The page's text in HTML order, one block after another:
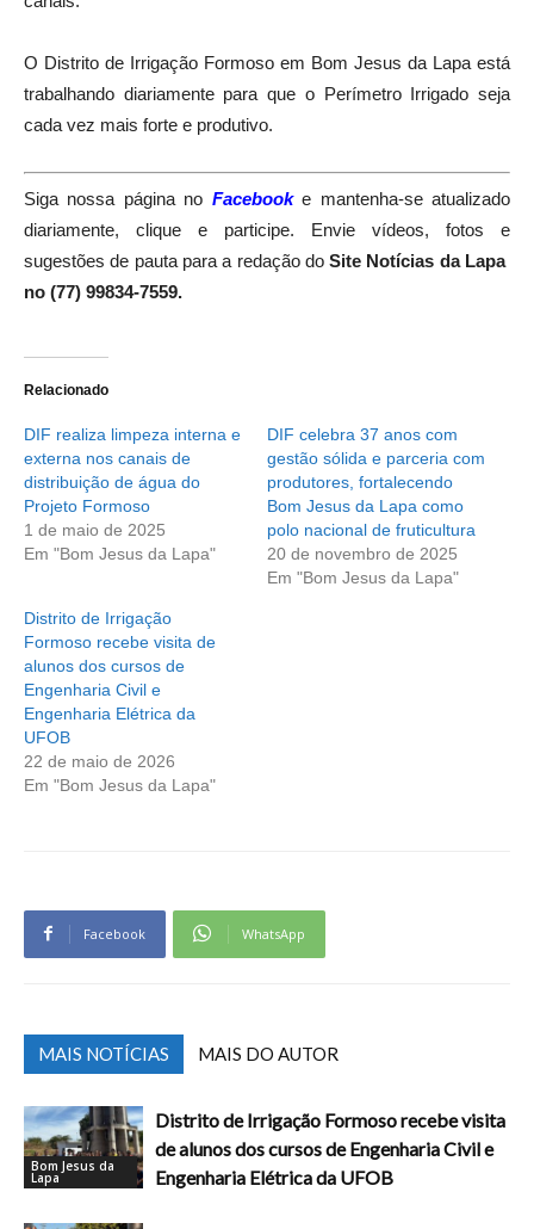
O Distrito de Irrigação Formoso em Bom Jesus da Lapa está
trabalhando diariamente para que o Perímetro Irrigado seja
cada vez mais forte e produtivo.
Siga nossa página no Facebooke mantenha-se atualizado
diariamente, clique e participe. Envie vídeos, fotos e
sugestões de pauta para a redação doSite Notícias da Lapa
no (77) 99834-7559.
Relacionado
DIF realiza limpeza interna e
externa nos canais de
distribuição de água do
Projeto Formoso
1 de maio de 2025
Em "Bom Jesus da Lapa"
DIF celebra 37 anos com
gestão sólida e parceria com
produtores, fortalecendo
Bom Jesus da Lapa como
polo nacional de fruticultura
20 de novembro de 2025
Em "Bom Jesus da Lapa"
Distrito de Irrigação
Formoso recebe visita de
alunos dos cursos de
Engenharia Civil e
Engenharia Elétrica da
UFOB
22 de maio de 2026
Em "Bom Jesus da Lapa"
Facebook WhatsApp
MAIS NOTÍCIAS MAIS DO AUTOR
Bom Jesus da
Lapa
Distrito de Irrigação Formoso recebe visita
de alunos dos cursos de Engenharia Civil e
Engenharia Elétrica da UFOB